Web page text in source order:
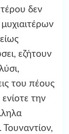
δεν
εζήτουν
του πέους
την